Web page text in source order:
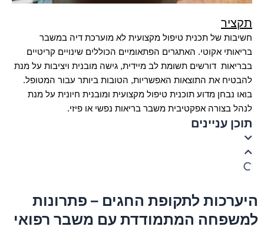
תקציר
חשיבות של תכנית טיפול מקצועית לא מוערכת דיה במשבר
בריאותי אקוטי. האתגרים הפתאומיים הכוללים שינויים קריטיים
בבריאות דורשים תשומת לב מיידית, גישה מובנית ויציבות על מנת
להבטיח את התוצאות האפשריות, הטובות ביותר עבור המטופל.
בואו נבחן מדוע תוכנית טיפול מקצועית ומובנית חיונית על מנת
לנהל בצורה אפקטיבית משבר בריאות נפשי או פיזי.
תוכן עניינים
היערכות לתקופת החגים – פתרונות
למשפחה המתמודדת עם משבר רפואי